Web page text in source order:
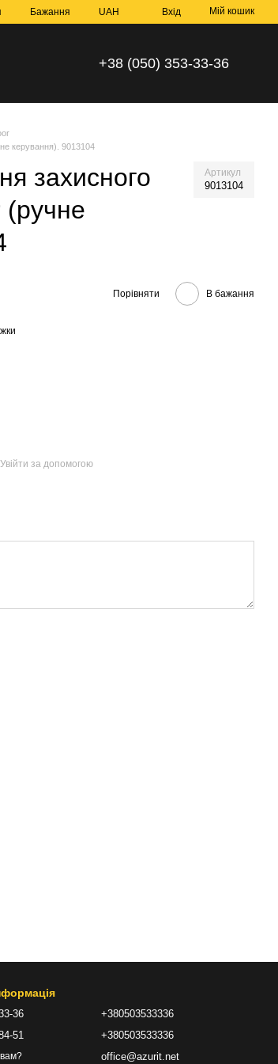
Бажання UAH Вхід Мій кошик
+38 (050) 353-33-36
керування). 9013104
захисного
(ручне
Артикул
9013104
Порівняти В бажання
Увійти за допомогою
36
51
+380503533336
+380503533336
office@azurit.net